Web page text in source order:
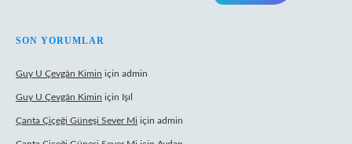
SON YORUMLAR
Guy U Çevgân Kimin için admin
Guy U Çevgân Kimin için Işıl
Çanta Çiçeği Güneşi Sever Mi için admin